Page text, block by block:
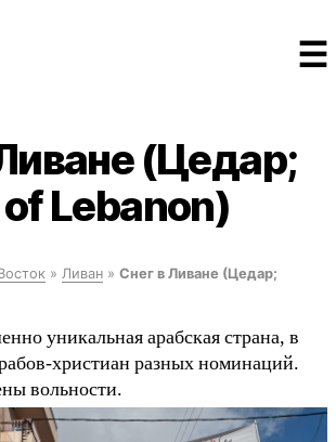
☰
(Цедар;
Lebanon)
» Ливан » Снег в Ливане (Цедар;
уникальная арабская страна, в
христиан разных номинаций.
вольности.